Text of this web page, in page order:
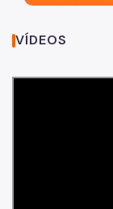
VÍDEOS